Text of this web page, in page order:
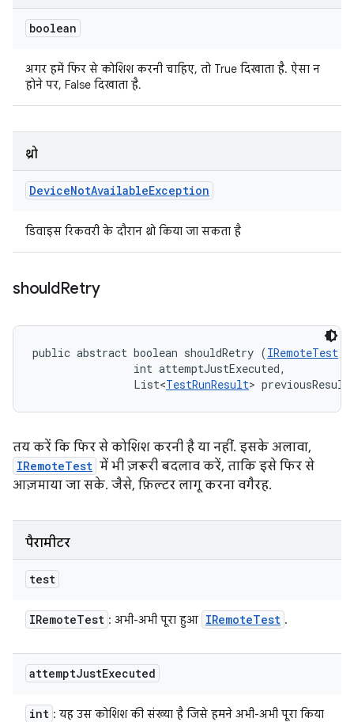
boolean
अगर हमें फिर से कोशिश करनी चाहिए, तो True दिखाता है. ऐसा न
होने पर, False दिखाता है.
थ्रो
DeviceNotAvailableException
डिवाइस रिकवरी के दौरान थ्रो किया जा सकता है
shouldRetry
public abstract boolean shouldRetry (IRemoteTest
                int attemptJustExecuted,
                List<
TestRunResult>
तय करें कि फिर से कोशिश करनी है या नहीं. इसके अलावा,
IRemoteTest में भी ज़रूरी बदलाव करें, ताकि इसे फिर से
आज़माया जा सके. जैसे, फ़िल्टर लागू करना वगैरह.
पैरामीटर
test
IRemoteTest : अभी-अभी पूरा हुआ IRemoteTest .
attemptJustExecuted
int : यह उस कोशिश की संख्या है जिसे हमने अभी-अभी पूरा किया